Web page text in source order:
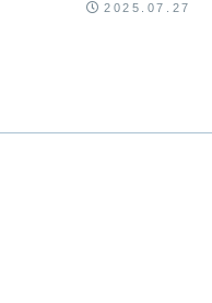
2025.07.27